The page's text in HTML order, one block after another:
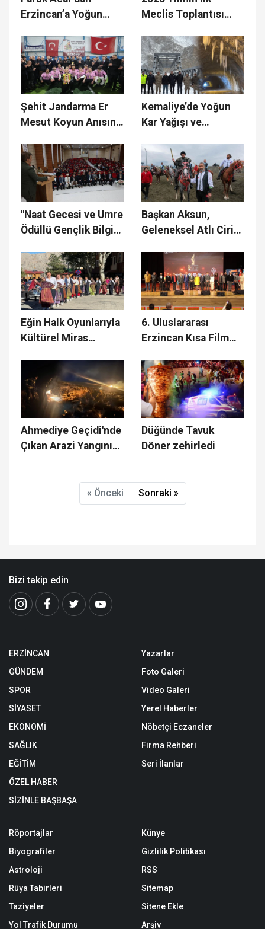
Erzincan’a Yoğun
Meclis Toplantısı
Şehit Jandarma Er
Mesut Koyun Anısına
Turnuvası Sona Erdi
Kemaliye’de Yoğun
Kar Yağışı ve
Yerinde İnceleme
"Naat Gecesi ve Umre
Ödüllü Gençlik Bilgi
Ödüller sahibini
buldu
Başkan Aksun,
Geleneksel Atlı Cirit
Eğin Halk Oyunlarıyla
Kültürel Miras
Aktarılıyor
6. Uluslararası
Erzincan Kısa Film
Gecesi ve Ödül
Töreni
Gerçekleştirildi
Ahmediye Geçidi'nde
Çıkan Arazi Yangını
Düğünde Tavuk
Döner zehirledi
« Önceki Sonraki »
Bizi takip edin
ERZİNCAN
GÜNDEM
SPOR
SİYASET
EKONOMİ
SAĞLIK
EĞİTİM
ÖZEL HABER
SİZİNLE BAŞBAŞA
Yazarlar
Foto Galeri
Video Galeri
Yerel Haberler
Nöbetçi Eczaneler
Firma Rehberi
Seri İlanlar
Röportajlar
Biyografiler
Astroloji
Rüya Tabirleri
Taziyeler
Yol Trafik Durumu
Künye
Gizlilik Politikası
RSS
Sitemap
Sitene Ekle
Arşiv